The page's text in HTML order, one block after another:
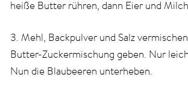
heiße Butter rühren, dann Eier und
3. Mehl, Backpulver und Salz
Butter-Zuckermischung geben. Nur
Nun die Blaubeeren unterheben.